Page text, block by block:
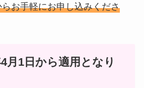
お手軽にお申し込みくださ
月1日から適用となり